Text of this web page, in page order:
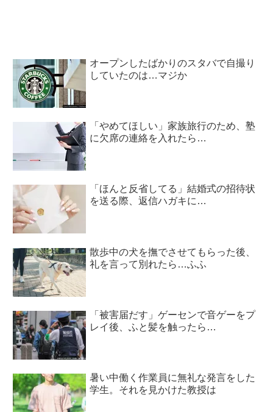
オープンしたばかりのスタバで自撮り
していたのは…マジか
「やめてほしい」家族旅行のため、塾
に欠席の連絡を入れたら…
「ほんと反省してる」結婚式の招待状
を送る際、返信ハガキに…
散歩中の犬を撫でさせてもらった後、
礼を言って別れたら…ふふ
「被害届だす」ゲーセンで音ゲーをプ
レイ後、ふと髪を触ったら…
暑い中働く作業員に無礼な発言をした
学生。それを見かけた教授は